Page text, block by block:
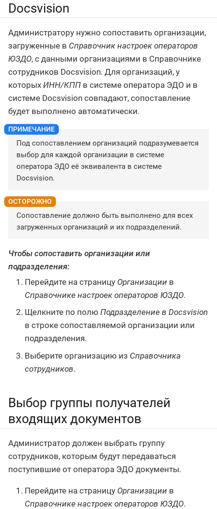
Docsvision
Администратору нужно сопоставить организации,
загруженные в Справочник настроек операторов
ЮЗДО, с данными организациями в Справочнике
сотрудников Docsvision. Для организаций, у
которых ИНН/КПП в системе оператора ЭДО и в
системе Docsvision совпадают, сопоставление
будет выполнено автоматически.
Под сопоставлением организаций подразумевается
выбор для каждой организации в системе
оператора ЭДО её эквивалента в системе
Docsvision.
Сопоставление должно быть выполнено для всех
загруженных организаций и их подразделений.
Чтобы сопоставить организации или
подразделения:
Перейдите на страницу Организации в
Справочнике настроек операторов ЮЗДО.
Щелкните по полю Подразделение в Docsvision
в строке сопоставляемой организации или
подразделения.
Выберите организацию из Справочника
сотрудников.
Выбор группы получателей
входящих документов
Администратор должен выбрать группу
сотрудников, которым будут передаваться
поступившие от оператора ЭДО документы.
Перейдите на страницу Организации в
Справочнике настроек операторов ЮЗДО.